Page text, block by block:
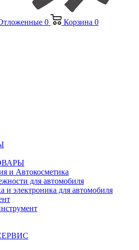
0 Корзина 0
и Автокосметика
для автомобиля
и электроника для автомобиля